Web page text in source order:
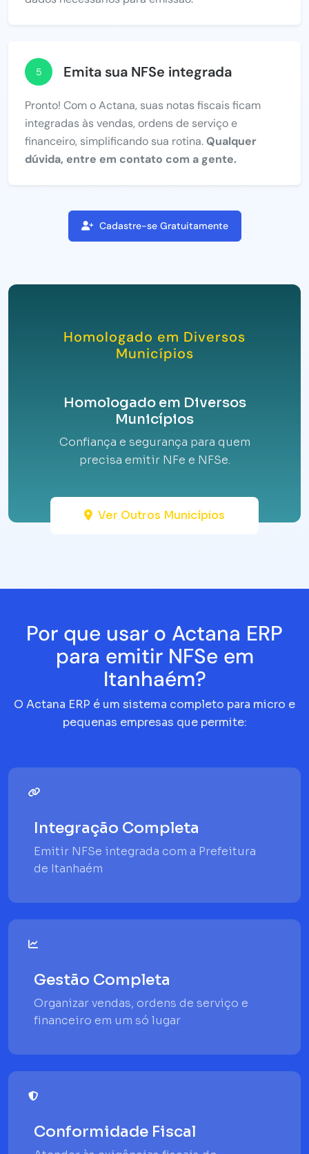
5 Emita sua NFSe integrada
Pronto! Com o Actana, suas notas fiscais ficam
integradas às vendas, ordens de serviço e
financeiro, simplificando sua rotina.Qualquer
dúvida, entre em contato com a gente.
Cadastre-se Gratuitamente
Homologado em Diversos
Municípios
Homologado em Diversos
Municípios
Confiança e segurança para quem
precisa emitir NFe e NFSe.
Ver Outros Municípios
Por que usar o Actana ERP
para emitir NFSe em
Itanhaém?
O Actana ERP é um sistema completo para micro e
pequenas empresas que permite:
Integração Completa
Emitir NFSe integrada com a Prefeitura
de Itanhaém
Gestão Completa
Organizar vendas, ordens de serviço e
financeiro em um só lugar
Conformidade Fiscal